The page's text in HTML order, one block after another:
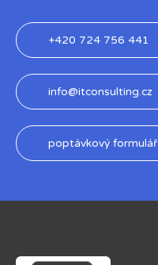
+420 724 756 441
info@itconsulting.cz
poptávkový formulář